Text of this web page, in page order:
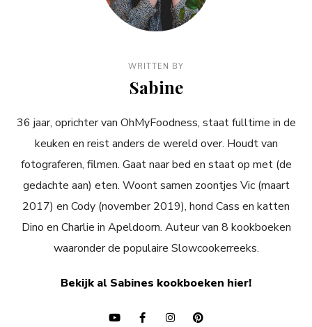
WRITTEN BY
Sabine
36 jaar, oprichter van OhMyFoodness, staat fulltime in de
keuken en reist anders de wereld over. Houdt van
fotograferen, filmen. Gaat naar bed en staat op met (de
gedachte aan) eten. Woont samen zoontjes Vic (maart
2017) en Cody (november 2019), hond Cass en katten
Dino en Charlie in Apeldoorn. Auteur van 8 kookboeken
waaronder de populaire Slowcookerreeks.
Bekijk al Sabines kookboeken hier!